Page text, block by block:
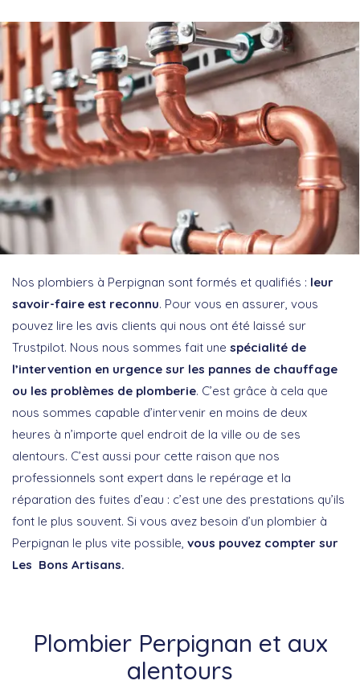
Nos plombiers à Perpignan sont formés et qualifiés : leur
savoir-faire est reconnu. Pour vous en assurer, vous
pouvez lire les avis clients qui nous ont été laissé sur
Trustpilot. Nous nous sommes fait une spécialité de
l’intervention en urgence sur les pannes de chauffage
ou les problèmes de plomberie. C’est grâce à cela que
nous sommes capable d’intervenir en moins de deux
heures à n’importe quel endroit de la ville ou de ses
alentours. C’est aussi pour cette raison que nos
professionnels sont expert dans le repérage et la
réparation des fuites d’eau : c’est une des prestations qu’ils
font le plus souvent. Si vous avez besoin d’un plombier à
Perpignan le plus vite possible, vous pouvez compter sur
Les Bons Artisans.
Plombier Perpignan et aux
alentours